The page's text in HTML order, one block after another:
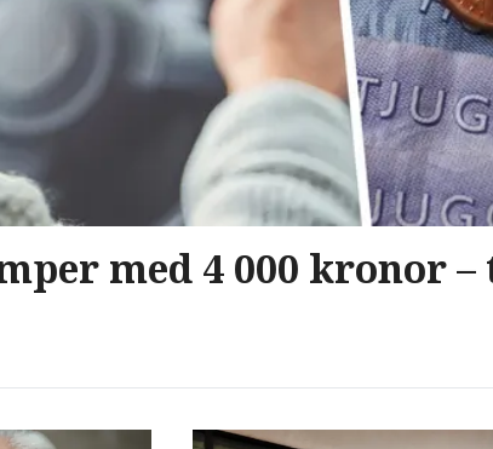
med 4 000 kronor